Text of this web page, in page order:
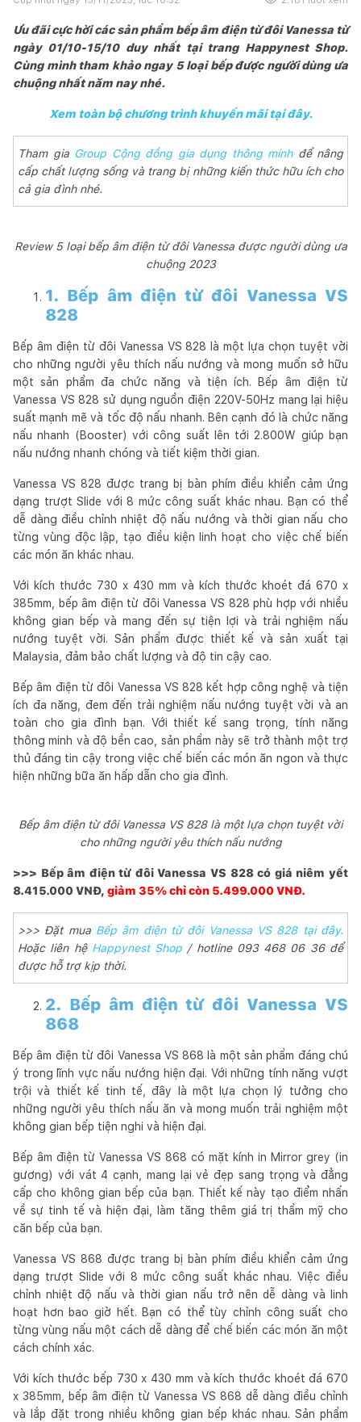
Ưu đãi cực hời các sản phẩm bếp âm điện từ đôi Vanessa từ
ngày 01/10-15/10 duy nhất tại trang Happynest Shop.
Cùng mình tham khảo ngay 5 loại bếp được người dùng ưa
chuộng nhất năm nay nhé.
Xem toàn bộ chương trình khuyến mãi tại đây.
Tham gia Group Cộng đồng gia dụng thông minhđể nâng
cấp chất lượng sống và trang bị những kiến thức hữu ích cho
cả gia đình nhé.
Review 5 loại bếp âm điện từ đôi Vanessa được người dùng ưa
chuộng 2023
1. Bếp âm điện từ đôi Vanessa VS
828
Bếp âm điện từ đôi Vanessa VS 828 là một lựa chọn tuyệt vời
cho những người yêu thích nấu nướng và mong muốn sở hữu
một sản phẩm đa chức năng và tiện ích. Bếp âm điện từ
Vanessa VS 828 sử dụng nguồn điện 220V-50Hz mang lại hiệu
suất mạnh mẽ và tốc độ nấu nhanh. Bên cạnh đó là chức năng
nấu nhanh (Booster) với công suất lên tới 2.800W giúp bạn
nấu nướng nhanh chóng và tiết kiệm thời gian.
Vanessa VS 828 được trang bị bàn phím điều khiển cảm ứng
dạng trượt Slide với 8 mức công suất khác nhau. Bạn có thể
dễ dàng điều chỉnh nhiệt độ nấu nướng và thời gian nấu cho
từng vùng độc lập, tạo điều kiện linh hoạt cho việc chế biến
các món ăn khác nhau.
Với kích thước 730 x 430 mm và kích thước khoét đá 670 x
385mm, bếp âm điện từ đôi Vanessa VS 828 phù hợp với nhiều
không gian bếp và mang đến sự tiện lợi và trải nghiệm nấu
nướng tuyệt vời. Sản phẩm được thiết kế và sản xuất tại
Malaysia, đảm bảo chất lượng và độ tin cậy cao.
Bếp âm điện từ đôi Vanessa VS 828 kết hợp công nghệ và tiện
ích đa năng, đem đến trải nghiệm nấu nướng tuyệt vời và an
toàn cho gia đình bạn. Với thiết kế sang trọng, tính năng
thông minh và độ bền cao, sản phẩm này sẽ trở thành một trợ
thủ đáng tin cậy trong việc chế biến các món ăn ngon và thực
hiện những bữa ăn hấp dẫn cho gia đình.
Bếp âm điện từ đôi Vanessa VS 828 là một lựa chọn tuyệt vời
cho những người yêu thích nấu nướng
>>> Bếp âm điện từ đôi Vanessa VS 828 có giá niêm yết
8.415.000 VNĐ, giảm 35% chỉ còn 5.499.000 VNĐ.
>>> Đặt mua Bếp âm điện từ đôi Vanessa VS 828 tại đây.
Hoặc liên hệ Happynest Shop / hotline 093 468 06 36 để
được hỗ trợ kịp thời.
2. Bếp âm điện từ đôi Vanessa VS
868
Bếp âm điện từ đôi Vanessa VS 868 là một sản phẩm đáng chú
ý trong lĩnh vực nấu nướng hiện đại. Với những tính năng vượt
trội và thiết kế tinh tế, đây là một lựa chọn lý tưởng cho
những người yêu thích nấu ăn và mong muốn trải nghiệm một
không gian bếp tiện nghi và hiện đại.
Bếp âm điện từ Vanessa VS 868 có mặt kính in Mirror grey (in
gương) với vát 4 cạnh, mang lại vẻ đẹp sang trọng và đẳng
cấp cho không gian bếp của bạn. Thiết kế này tạo điểm nhấn
về sự tinh tế và hiện đại, làm tăng thêm giá trị thẩm mỹ cho
căn bếp của bạn.
Vanessa VS 868 được trang bị bàn phím điều khiển cảm ứng
dạng trượt Slide với 8 mức công suất khác nhau. Việc điều
chỉnh nhiệt độ nấu và thời gian nấu trở nên dễ dàng và linh
hoạt hơn bao giờ hết. Bạn có thể tùy chỉnh công suất cho
từng vùng nấu một cách dễ dàng để chế biến các món ăn một
cách chính xác.
Với kích thước bếp 730 x 430 mm và kích thước khoét đá 670
x 385mm, bếp âm điện từ Vanessa VS 868 dễ dàng điều chỉnh
và lắp đặt trong nhiều không gian bếp khác nhau. Sản phẩm